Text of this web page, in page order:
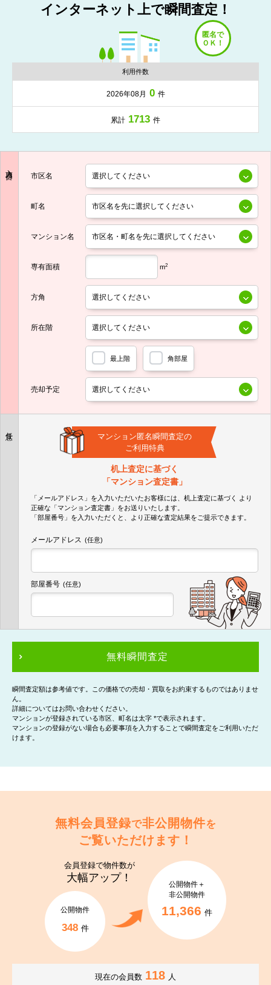
インターネット上で瞬間査定！
利用件数
2026年08月 0 件
累計 1713 件
市区名
町名
マンション名
専有面積 m2
方角
所在階
最上階 角部屋
売却予定
マンション匿名瞬間査定の
ご利用特典
机上査定に基づく
「マンション査定書」
「メールアドレス」を入力いただいたお客様には、机上査定に基づく
より
正確な 「マンション査定書」 をお送りいたします。
「部屋番号」を入力いただくと、より正確な査定結果をご提示できます。
メールアドレス (任意)
部屋番号 (任意)
無料瞬間査定
瞬間査定額は参考値です。この価格での売却・買取をお約束するものではありませ
ん。
詳細についてはお問い合わせください。
マンションが登録されている市区、町名は太字 *で表示されます。
マンションの登録がない場合も必要事項を入力することで瞬間査定をご利用いただ
けます。
無料会員登録で非公開物件を
ご覧いただけます！
会員登録で物件数が
大幅アップ！
公開物件
348 件
公開物件＋
非公開物件
11,366 件
現在の会員数 118 人